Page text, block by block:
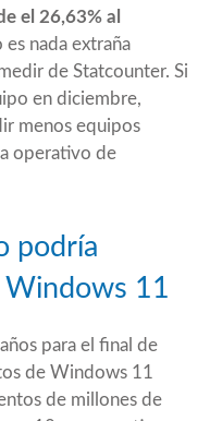
el 26,63% al
nada extraña
de Statcounter. Si
en diciembre,
menos equipos
operativo de
podría
Windows 11
para el final de
de Windows 11
de millones de